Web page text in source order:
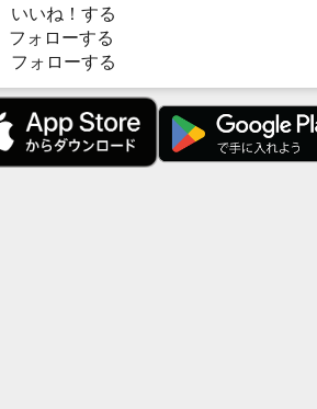
いいね！する
ォローする
フォローする